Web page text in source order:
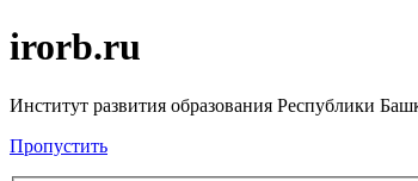
irorb.ru
Институт развития образования Республики
Пропустить